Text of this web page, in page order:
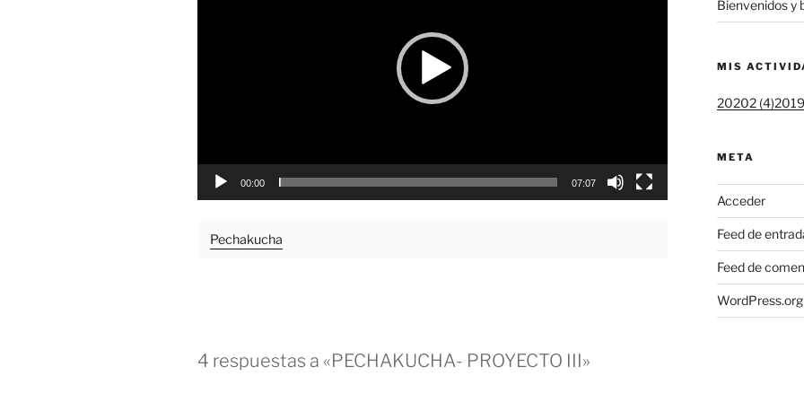
00:00 07:07
Pechakucha
4 respuestas a «PECHAKUCHA- PROYECTO III»
Bienvenidos y
MIS
20202 (4)
META
Acceder
Feed de
Feed de
WordPress.org